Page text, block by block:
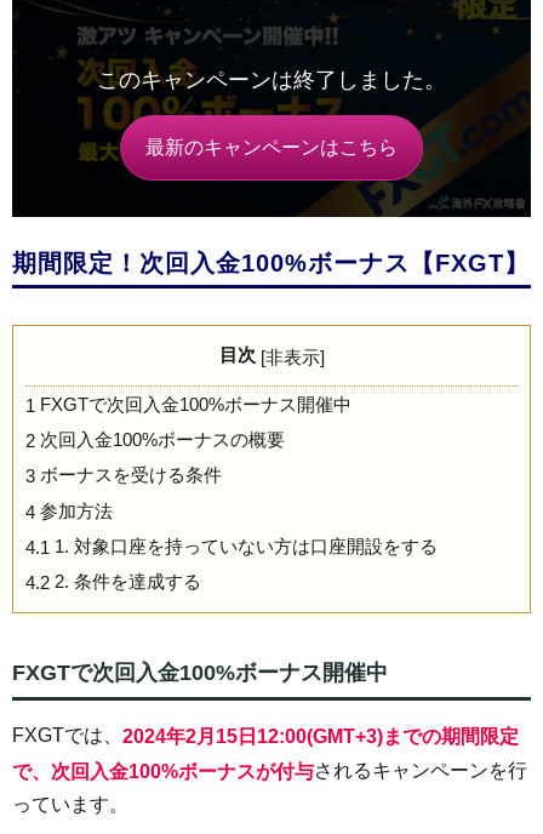
最新のキャンペーンはこちら
期間限定！次回入金100%ボーナス【FXGT】
目次 [非表示]
1 FXGTで次回入金100%ボーナス開催中
2 次回入金100%ボーナスの概要
3 ボーナスを受ける条件
4 参加方法
4.1 1. 対象口座を持っていない方は口座開設をする
4.2 2. 条件を達成する
FXGTで次回入金100%ボーナス開催中
FXGTでは、 2024年2月15日12:00(GMT+3)までの期間限定
で、次回入金100%ボーナスが付与されるキャンペーンを行
っています。